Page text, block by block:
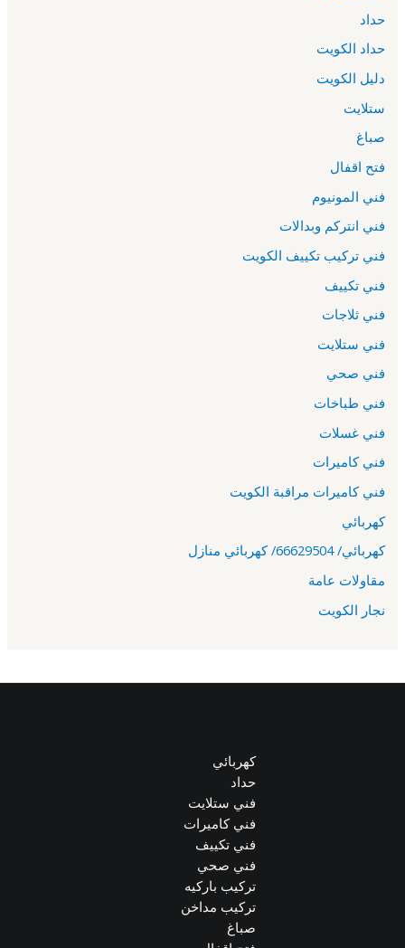
حداد
حداد الكويت
دليل الكويت
ستلايت
صباغ
فتح اقفال
فني المونيوم
فني انتركم وبدالات
فني تركيب تكييف الكويت
فني تكييف
فني ثلاجات
فني ستلايت
فني صحي
فني طباخات
فني غسلات
فني كاميرات
فني كاميرات مراقبة الكويت
كهربائي
كهربائي/ 66629504/ كهربائي منازل
مقاولات عامة
نجار الكويت
كهربائي
حداد
فني ستلايت
فني كاميرات
فني تكييف
فني صحي
تركيب باركيه
تركيب مداخن
صباغ